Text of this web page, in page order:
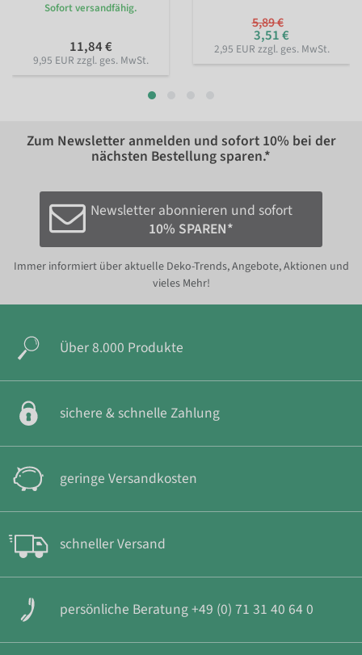
Sofort versandfähig.
11,84 €
9,95 EUR zzgl. ges. MwSt.
5,89 €
3,51 €
2,95 EUR zzgl. ges. MwSt.
Zum Newsletter anmelden und sofort 10% bei der
nächsten Bestellung sparen.*
Newsletter abonnieren und sofort
10% SPAREN*
Immer informiert über aktuelle Deko-Trends, Angebote, Aktionen und
vieles Mehr!
Über 8.000 Produkte
sichere & schnelle Zahlung
geringe Versandkosten
schneller Versand
persönliche Beratung +49 (0) 71 31 40 64 0